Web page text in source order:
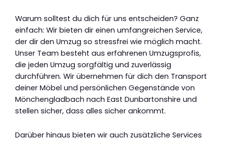
Warum solltest du dich für uns entscheiden? Ganz
einfach: Wir bieten dir einen umfangreichen Service,
der dir den Umzug so stressfrei wie möglich macht.
Unser Team besteht aus erfahrenen Umzugsprofis,
die jeden Umzug sorgfältig und zuverlässig
durchführen. Wir übernehmen für dich den Transport
deiner Möbel und persönlichen Gegenstände von
Mönchengladbach nach East Dunbartonshire und
stellen sicher, dass alles sicher ankommt.
Darüber hinaus bieten wir auch zusätzliche Services